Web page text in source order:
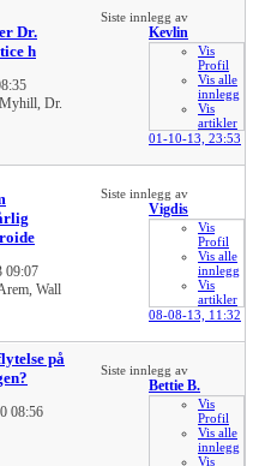
Dr.
h
Siste innlegg av
Kevlin
Vis
Profil
Vis alle
innlegg
Vis
artikler
01-10-13, 23:53
09:07
Siste innlegg av
Vigdis
Vis
Profil
Vis alle
innlegg
Vis
artikler
08-08-13, 11:32
på
08:56
Siste innlegg av
Bettie B.
Vis
Profil
Vis alle
innlegg
Vis